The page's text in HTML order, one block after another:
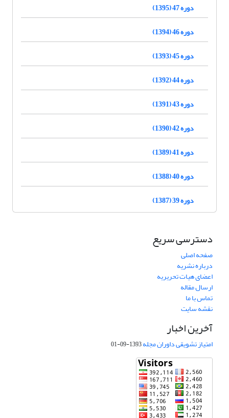
دوره 47 (1395)
دوره 46 (1394)
دوره 45 (1393)
دوره 44 (1392)
دوره 43 (1391)
دوره 42 (1390)
دوره 41 (1389)
دوره 40 (1388)
دوره 39 (1387)
دسترسی سریع
صفحه اصلی
درباره نشریه
اعضای هیات تحریریه
ارسال مقاله
تماس با ما
نقشه سایت
آخرین اخبار
امتیاز تشویقی داوران مجله1393-09-01